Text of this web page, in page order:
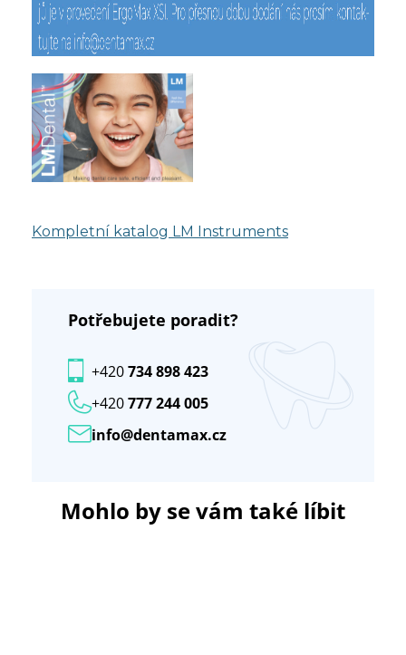
Kompletní katalog LM Instruments
Potřebujete poradit?
info@dentamax.cz
+420777 244 005
+420734 898 423
Mohlo by se vám také líbit